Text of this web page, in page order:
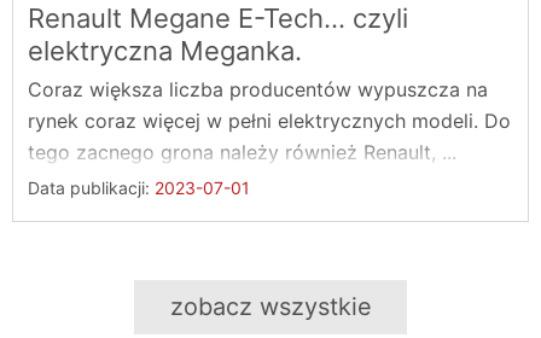
Renault Megane E-Tech... czyli
elektryczna Meganka.
Coraz większa liczba producentów wypuszcza na
rynek coraz więcej w pełni elektrycznych modeli. Do
tego zacnego grona należy również Renault, ...
Data publikacji: 2023-07-01
zobacz wszystkie